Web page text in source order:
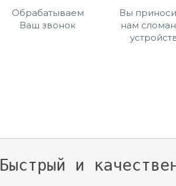
Обрабатываем
Ваш звонок
Вы
нам
Быстрый и